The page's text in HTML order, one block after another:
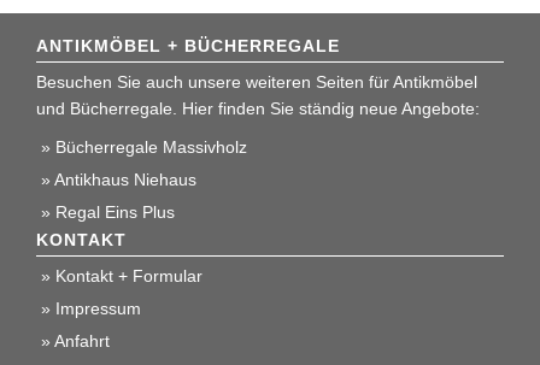
ANTIKMÖBEL + BÜCHERREGALE
Besuchen Sie auch unsere weiteren Seiten für Antikmöbel
und Bücherregale. Hier finden Sie ständig neue Angebote:
Bücherregale Massivholz
Antikhaus Niehaus
Regal Eins Plus
KONTAKT
Kontakt + Formular
Impressum
Anfahrt